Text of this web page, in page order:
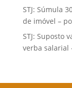
STJ: Súmula
de imóvel –
STJ: Suposto
verba salarial